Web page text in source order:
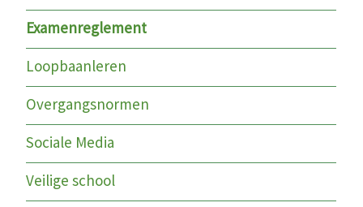
Examenreglement
Loopbaanleren
Overgangsnormen
Sociale Media
Veilige school